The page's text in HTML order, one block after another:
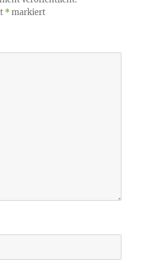
*markiert